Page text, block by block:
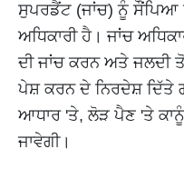
ਸੁਪਰਡੈਂਟ (ਜਾਂਚ) ਨੂੰ
ਅਧਿਕਾਰੀ ਹੈ। ਜਾਂਚ
ਦੀ ਜਾਂਚ ਕਰਨ ਅਤੇ ਜਲਦੀ
ਪੇਸ਼ ਕਰਨ ਦੇ ਨਿਰਦੇਸ਼ ਦਿੱਤੇ
ਆਧਾਰ 'ਤੇ, ਲੋੜ ਪੈਣ 'ਤੇ
ਜਾਵੇਗੀ।